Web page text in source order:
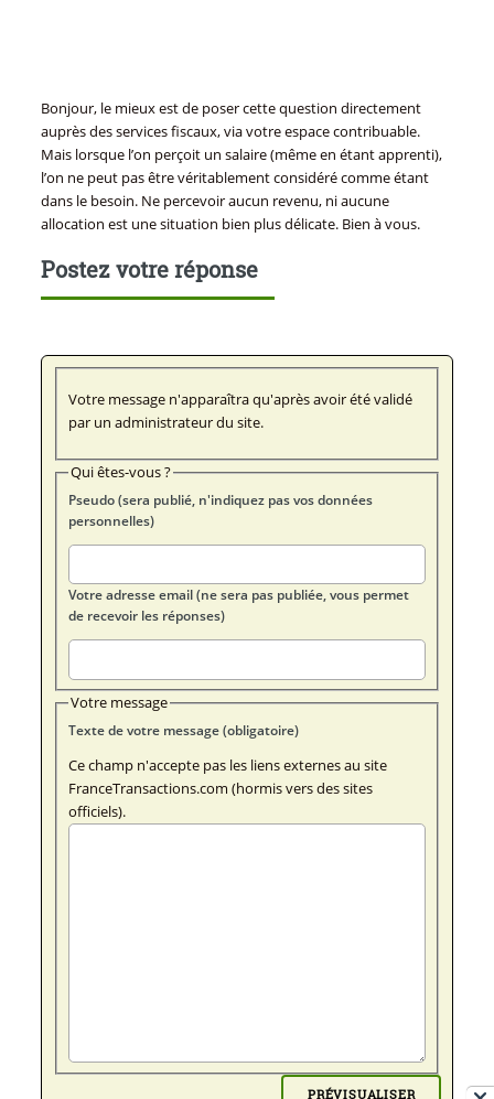
Bonjour, le mieux est de poser cette question directement
auprès des services fiscaux, via votre espace contribuable.
Mais lorsque l’on perçoit un salaire (même en étant apprenti),
l’on ne peut pas être véritablement considéré comme étant
dans le besoin. Ne percevoir aucun revenu, ni aucune
allocation est une situation bien plus délicate. Bien à vous.
Postez votre réponse
Votre message n'apparaîtra qu'après avoir été validé
par un administrateur du site.
Qui êtes-vous ?
Pseudo (sera publié, n'indiquez pas vos données
personnelles)
Votre adresse email (ne sera pas publiée, vous permet
de recevoir les réponses)
Votre message
Texte de votre message (obligatoire)
Ce champ n'accepte pas les liens externes au site
FranceTransactions.com (hormis vers des sites
officiels).